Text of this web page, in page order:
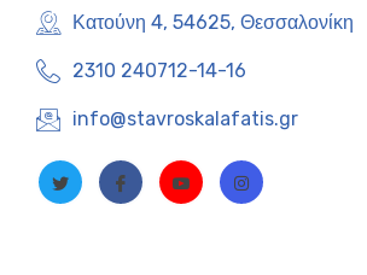
Κατούνη 4, 54625, Θεσσαλονίκη
2310 240712-14-16
info@stavroskalafatis.gr